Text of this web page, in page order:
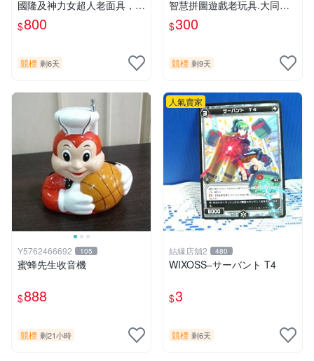
國隆及神力女超人老面具，老
車，偉士牌，老東西，企業寶
寶，型男，vintage，70'S玩
$800
競標 剩6天
智慧拼圖遊戲老玩具.大同寶
寶.企業寶寶.公仔.開店擺飾.
復古懷舊.日系古著.偉士牌.老
參考
$300
競標 剩9天
Y5762466692 105
蜜蜂先生收音機
$888
競標 剩21小時
人氣賣家
結緣店舖2 480
WIXOSS–サーバント T4
$3
競標 剩6天